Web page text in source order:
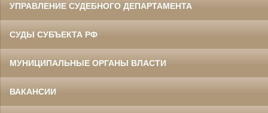
УПРАВЛЕНИЕ СУДЕБНОГО ДЕПАРТАМЕНТА
СУДЫ СУБЪЕКТА РФ
МУНИЦИПАЛЬНЫЕ ОРГАНЫ ВЛАСТИ
ВАКАНСИИ